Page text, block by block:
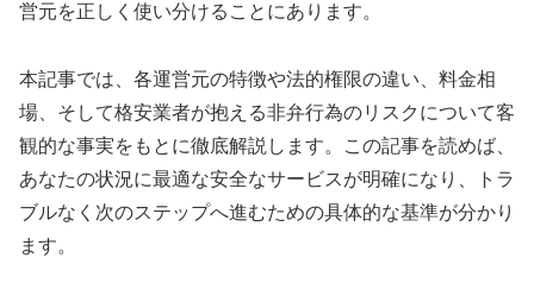
営元を正しく使い分けることにあります。
本記事では、各運営元の特徴や法的権限の違い、料金相
場、そして格安業者が抱える非弁行為のリスクについて客
観的な事実をもとに徹底解説します。この記事を読めば、
あなたの状況に最適な安全なサービスが明確になり、トラ
ブルなく次のステップへ進むための具体的な基準が分かり
ます。